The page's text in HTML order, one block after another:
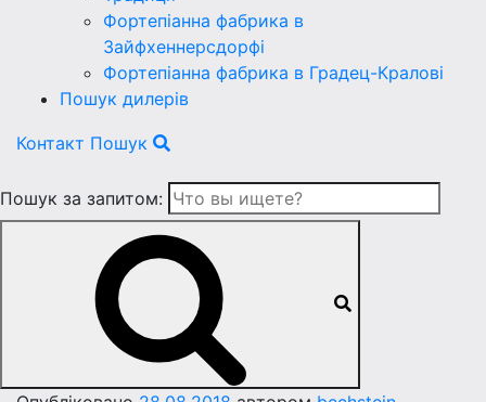
Фортепіанна фабрика в
Зайфхеннерсдорфi
Фортепіанна фабрика в Градец-Краловi
Пошук дилерів
Контакт Пошук
Пошук за запитом: